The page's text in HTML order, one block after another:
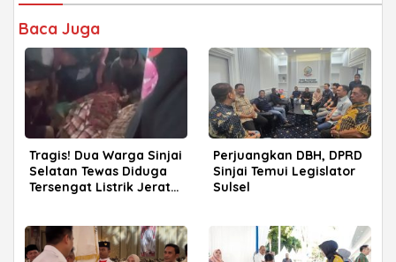
Baca Juga
Tragis! Dua Warga Sinjai
Selatan Tewas Diduga
Tersengat Listrik Jerat
Perjuangkan DBH, DPRD
Sinjai Temui Legislator
Sulsel